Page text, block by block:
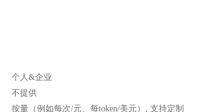
个人&企业
不提供
按量（例如每次/元、每token/美元）, 支持定制